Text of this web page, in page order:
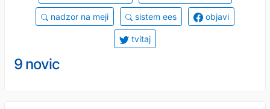
nadzor na meji sistem ees objavi
tvitaj
9 novic